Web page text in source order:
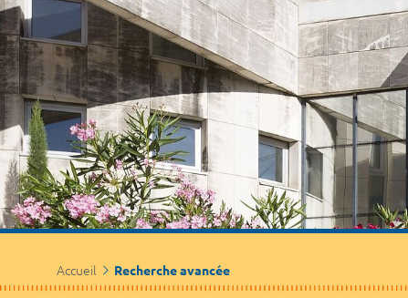
Accueil Recherche avancée